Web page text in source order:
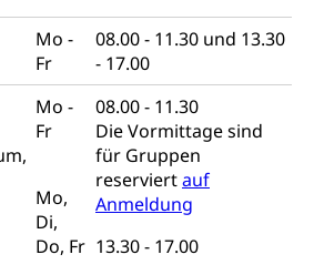
Mo -
Fr
08.00 - 11.30 und 13.30
- 17.00
Mo -
Fr
Mo,
Di,
Do, Fr
08.00 - 11.30
Die Vormittage sind
für Gruppen
reserviertauf
Anmeldung
13.30 - 17.00
(WAS Luzern)
Krankenversicherung (WAS
Luzern)
und Unfallversicherung
Lebensmittelkontrolle,
Produktesicherheit
Trinkwasser
Lebensmittel
Wellness, Unfallverhütung,
Tertiärprävention